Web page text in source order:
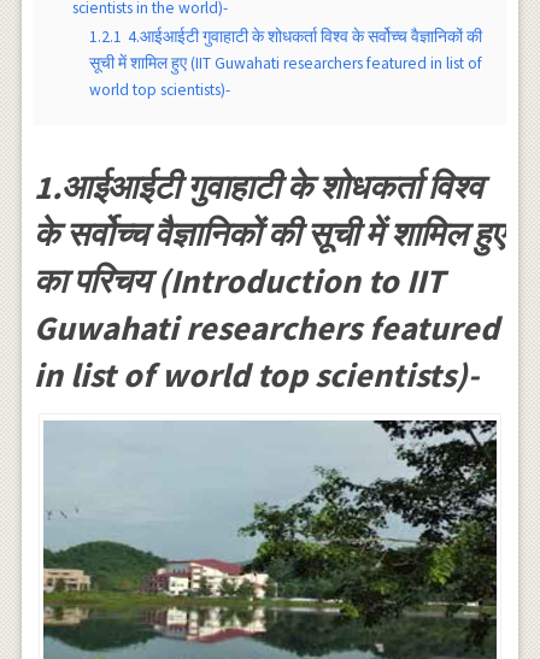
scientists in the world)-
1.2.1 4.आईआईटी गुवाहाटी के शोधकर्ता विश्व के सर्वोच्च वैज्ञानिकों की
सूची में शामिल हुए (IIT Guwahati researchers featured in list of
world top scientists)-
1.आईआईटी गुवाहाटी के शोधकर्ता विश्व
के सर्वोच्च वैज्ञानिकों की सूची में शामिल हुए
का परिचय (Introduction to IIT
Guwahati researchers featured
in list of world top scientists)-